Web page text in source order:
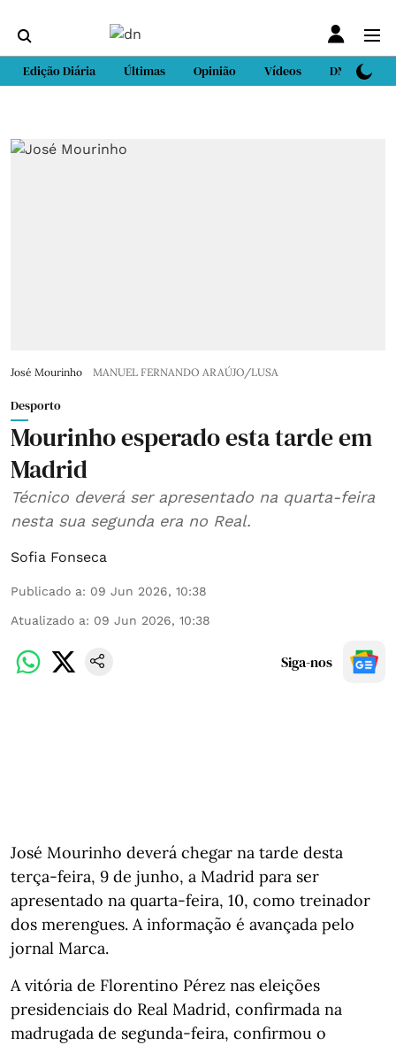
Edição Diária Últimas Opinião Vídeos DN Sport
José Mourinho MANUEL FERNANDO ARAÚJO/LUSA
Desporto
Mourinho esperado esta tarde em
Madrid
Técnico deverá ser apresentado na quarta-feira
nesta sua segunda era no Real.
Sofia Fonseca
Publicado a: 09 Jun 2026, 10:38
Atualizado a: 09 Jun 2026, 10:38
Siga-nos
José Mourinho deverá chegar na tarde desta
terça-feira, 9 de junho, a Madrid para ser
apresentado na quarta-feira, 10, como treinador
dos merengues. A informação é avançada pelo
jornal Marca.
A vitória de Florentino Pérez nas eleições
presidenciais do Real Madrid, confirmada na
madrugada de segunda-feira, confirmou o